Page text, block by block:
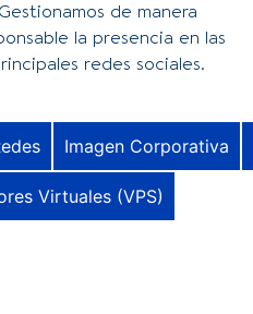
Gestionamos de manera
la presencia en las
redes sociales.
Imagen Corporativa
Virtuales (VPS)